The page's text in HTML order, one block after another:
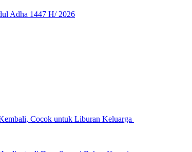
Adha 1447 H/ 2026
Cocok untuk Liburan Keluarga